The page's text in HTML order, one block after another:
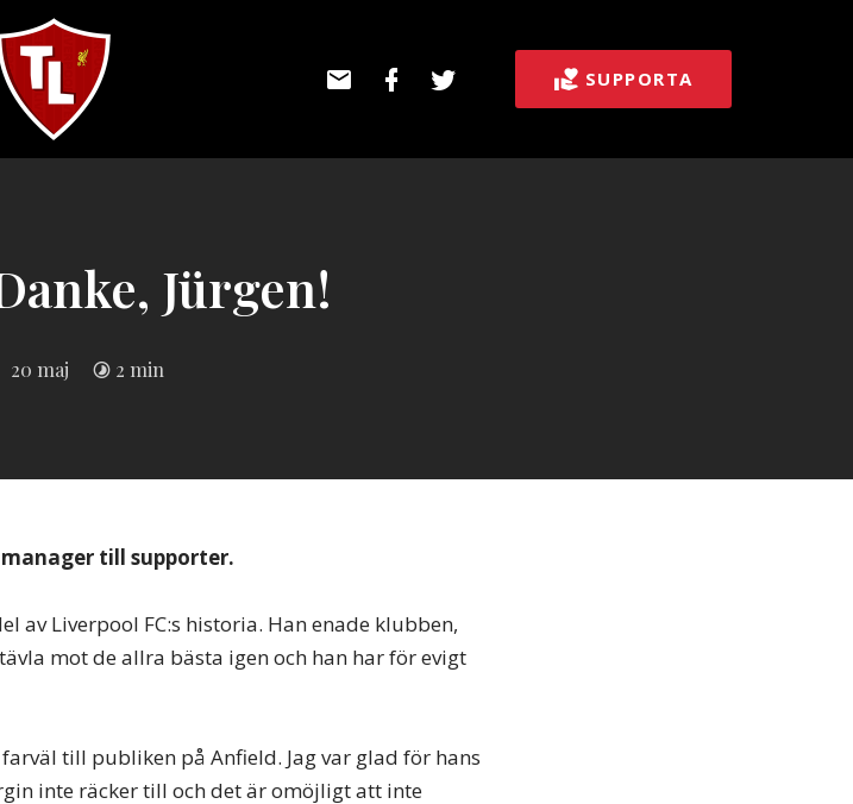
post
Facebook SUPPORTA
Jürgen!
20 maj 2 min
till supporter.
av Liverpool FC:s historia. Han enade klubben,
mot de allra bästa igen och han har för evigt
till publiken på Anfield. Jag var glad för hans
inte räcker till och det är omöjligt att inte